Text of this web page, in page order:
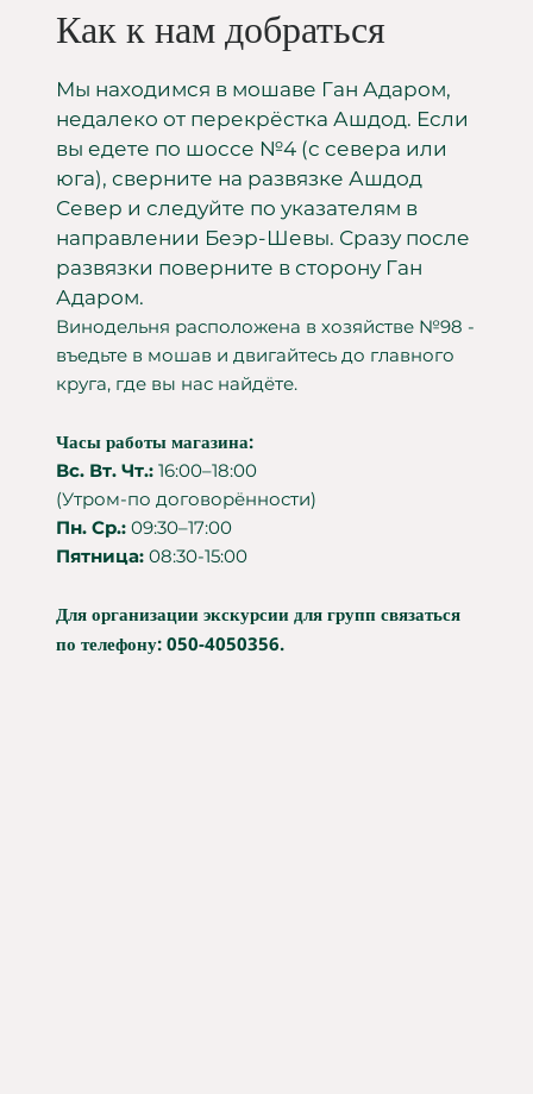
Как к нам добраться
Мы находимся в мошаве Ган Адаром,
недалеко от перекрёстка Ашдод. Если
вы едете по шоссе №4 (с севера или
юга), сверните на развязке Ашдод
Север и следуйте по указателям в
направлении Беэр-Шевы. Сразу после
развязки поверните в сторону Ган
Адаром.
Винодельня расположена в хозяйстве №98 -
въедьте в мошав и двигайтесь до главного
круга, где вы нас найдёте.
Часы работы магазина:
Вс. Вт. Чт.: 16:00–18:00
(Утром-по договорённости)
Пн. Ср.: 09:30–17:00
Пятница:08:30-15:00
Для организации экскурсии для групп связаться
по телефону: 050-4050356.